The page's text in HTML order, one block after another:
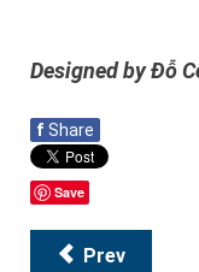
Designed by Đỗ
f Share
Save
Prev